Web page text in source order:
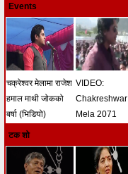
(भिडियो)
Events
चक्रेश्वर मेलामा राजेश
हमाल माथी जोकको
बर्षा (भिडियो)
VIDEO:
Chakreshwar
Mela 2071
टक शो